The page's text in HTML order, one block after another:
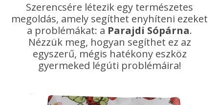
Szerencsére létezik egy természetes
megoldás, amely segíthet enyhíteni ezeket
a problémákat: a Parajdi Sópárna.
Nézzük meg, hogyan segíthet ez az
egyszerű, mégis hatékony eszköz
gyermeked légúti problémáira!